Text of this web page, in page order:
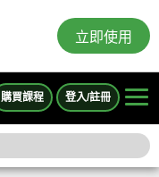
立即使用
購買課程 登入/註冊